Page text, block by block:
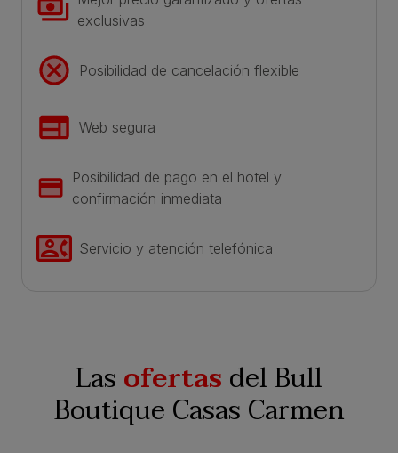
exclusivas
Posibilidad de cancelación flexible
Web segura
Posibilidad de pago en el hotel y
confirmación inmediata
Servicio y atención telefónica
Lasofertasdel Bull
Boutique Casas Carmen